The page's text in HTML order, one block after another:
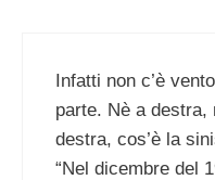
Infatti non c’è
parte. Nè a destra,
destra, cos’è la
“Nel dicembre del